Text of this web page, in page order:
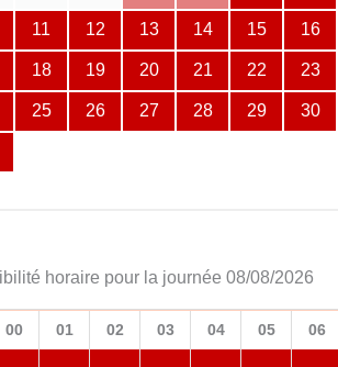
11 12 13 14 15 16
18 19 20 21 22 23
25 26 27 28 29 30
horaire pour la journée 08/08/2026
00 01 02 03 04 05 06